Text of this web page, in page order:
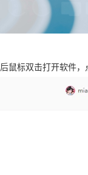
标双击打开软件，